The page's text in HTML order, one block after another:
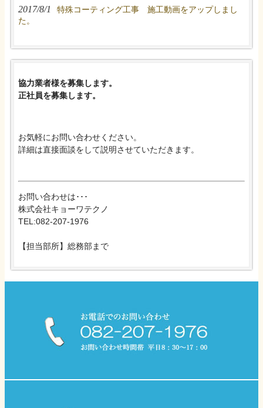
2017/8/1
特殊コーティング工事 施工動画をアップしまし
た。
協力業者様を募集します。
正社員を募集します。
お気軽にお問い合わせください。
詳細は直接面談をして説明させていただきます。
お問い合わせは･･･
株式会社キョーワテクノ
TEL:082-207-1976
【担当部所】総務部まで